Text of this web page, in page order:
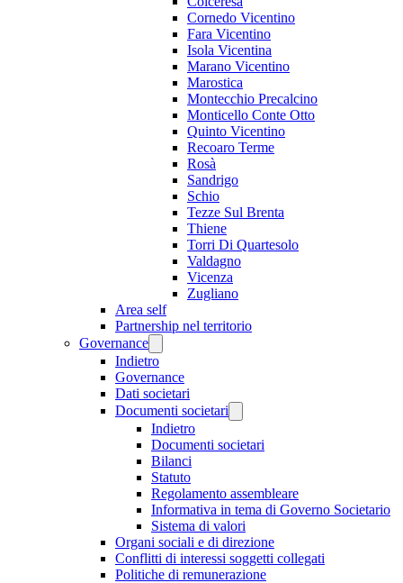
Cornedo Vicentino
Fara Vicentino
Isola Vicentina
Marano Vicentino
Marostica
Montecchio Precalcino
Monticello Conte Otto
Quinto Vicentino
Recoaro Terme
Rosà
Sandrigo
Schio
Tezze Sul Brenta
Thiene
Torri Di Quartesolo
Valdagno
Vicenza
Zugliano
Area self
Partnership nel territorio
Governance
Indietro
Governance
Dati societari
Documenti societari
Indietro
Documenti societari
Bilanci
Statuto
Regolamento assembleare
Informativa in tema di Governo Societario
Sistema di valori
Organi sociali e di direzione
Conflitti di interessi soggetti collegati
Politiche di remunerazione